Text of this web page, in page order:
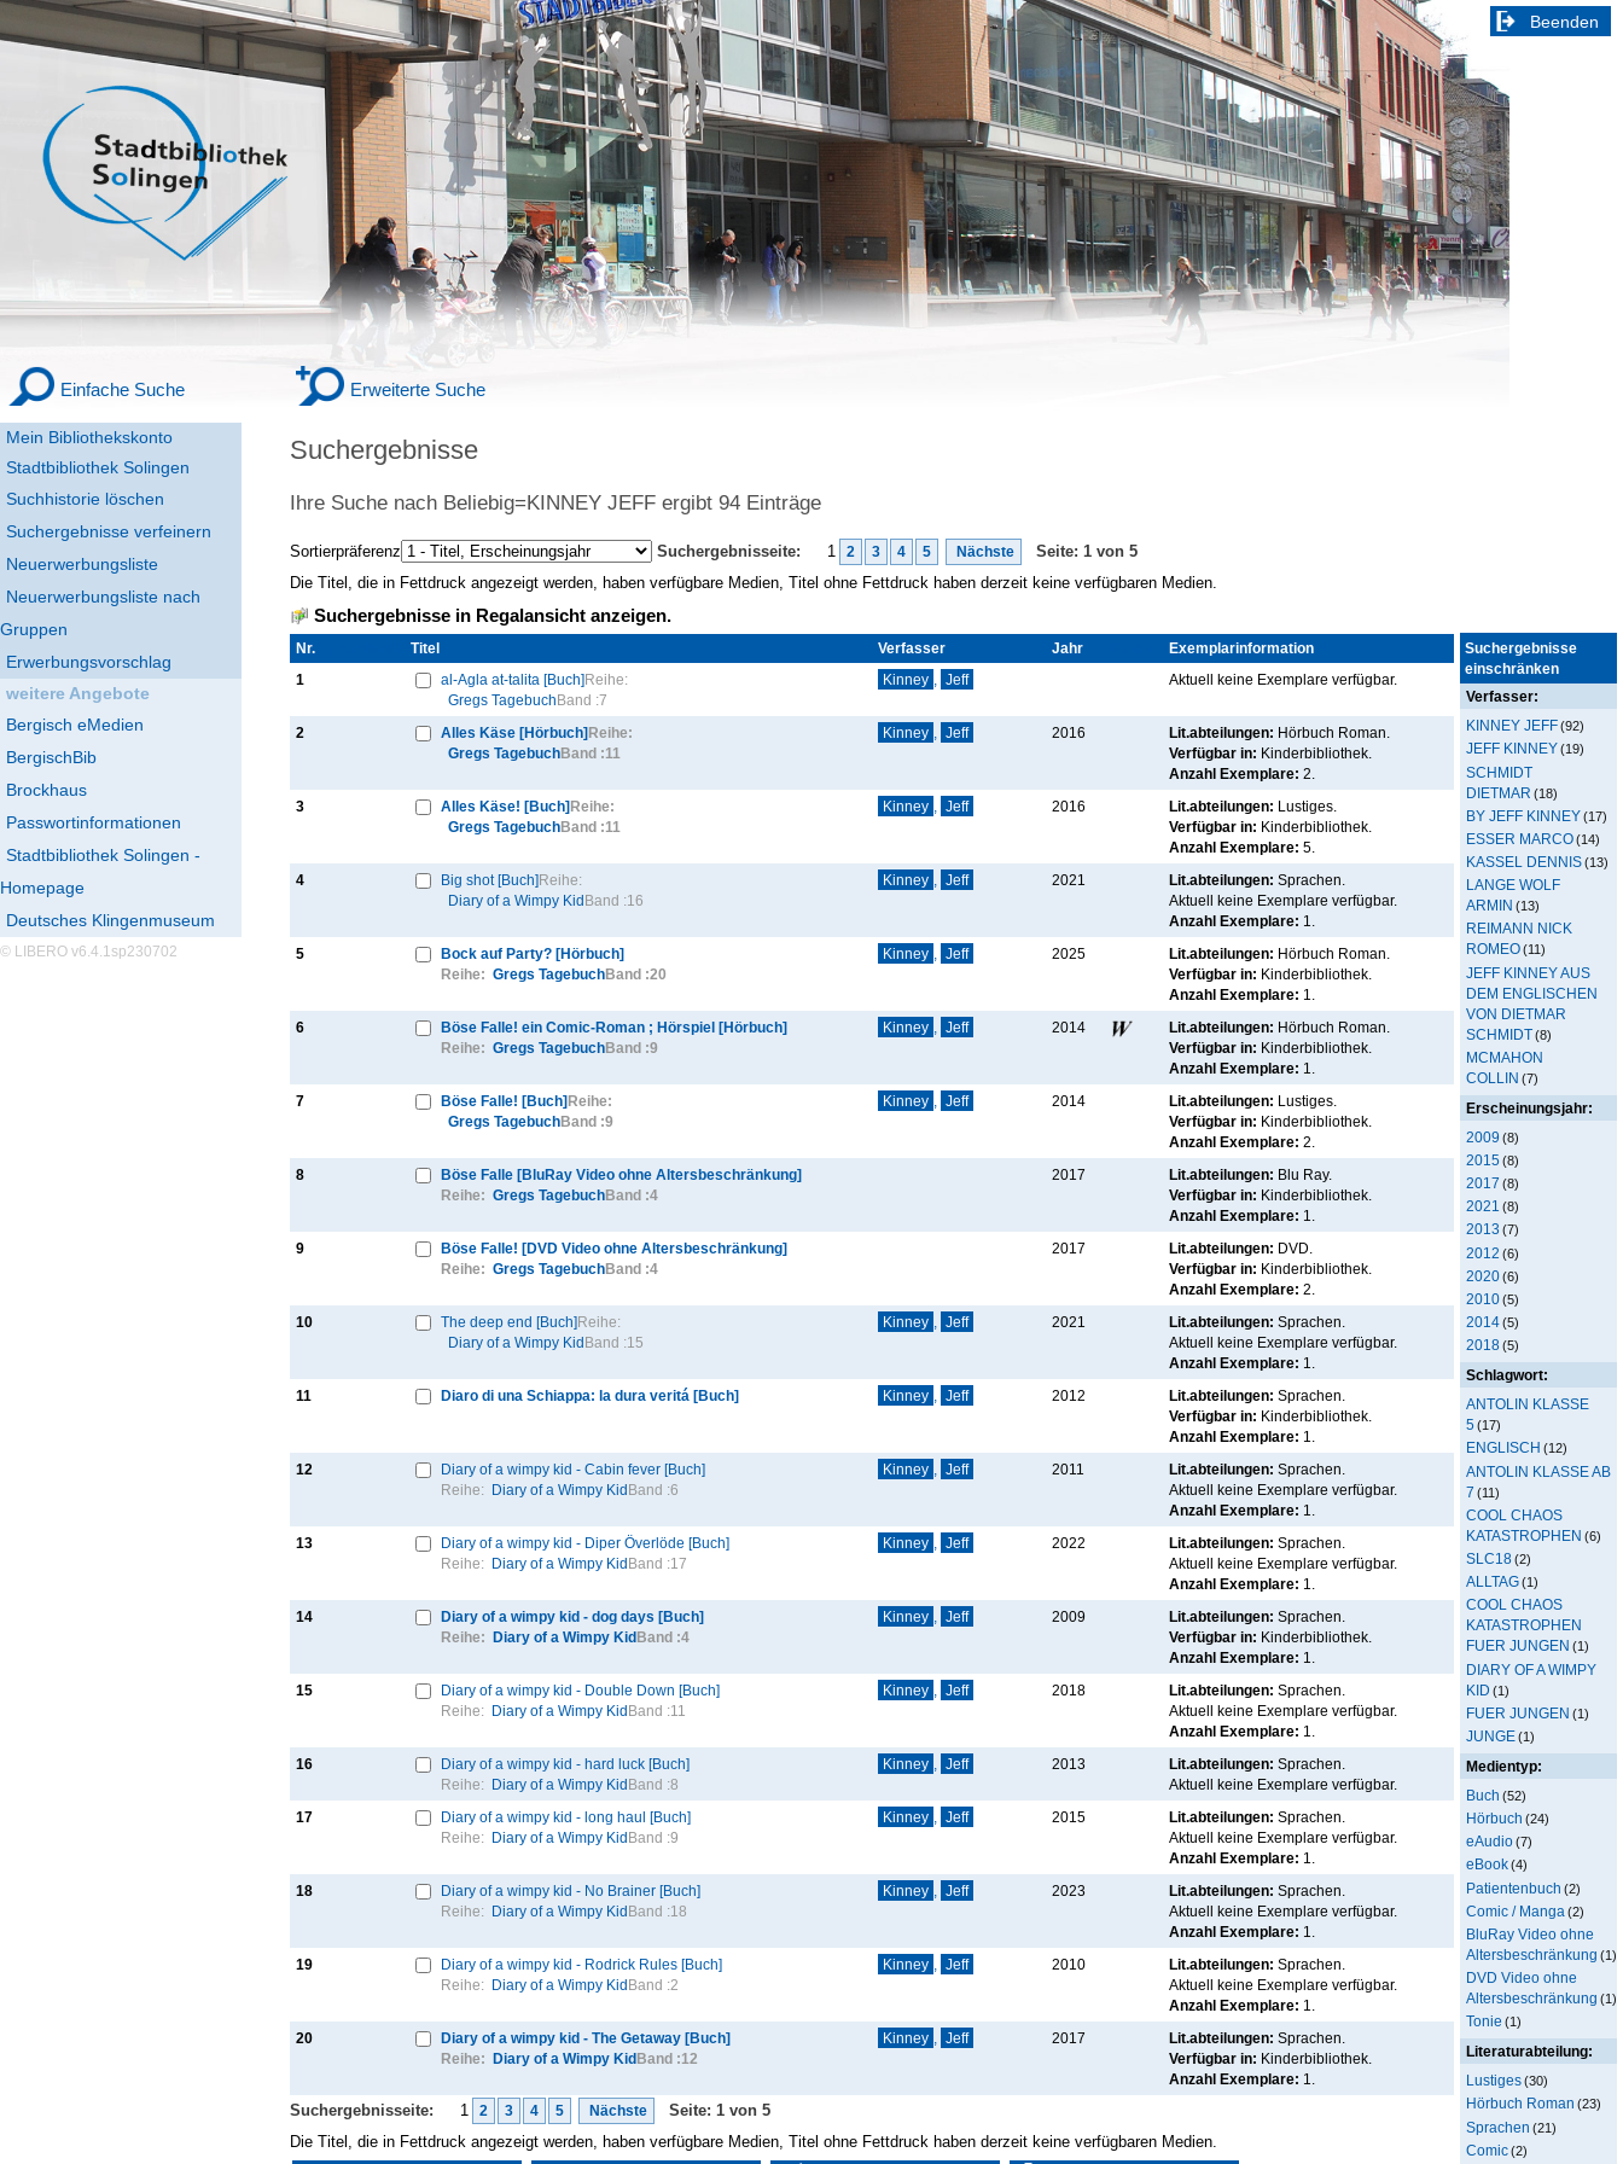
Mein Bibliothekskonto
Stadtbibliothek Solingen
Einfache Suche Erweiterte Suche
Suchhistorie löschen
Suchergebnisse verfeinern
Beenden
Neuerwerbungsliste
Neuerwerbungsliste nach
Gruppen
Erwerbungsvorschlag
weitere Angebote
Bergisch eMedien
BergischBib
Brockhaus
Passwortinformationen
Stadtbibliothek Solingen -
Homepage
Deutsches Klingenmuseum
© LIBERO v6.4.1sp230702
Suchergebnisse
Ihre Suche nach Beliebig=KINNEY JEFF ergibt 94 Einträge
Sortierpräferenz Suchergebnisseite: 1 2 3 4 5 Nächste
Seite: 1 von 5
Die Titel, die in Fettdruck angezeigt werden, haben verfügbare Medien, Titel ohne Fettdruck haben derzeit keine verfügbaren Medien.
Suchergebnisse
einschränken
Verfasser:
KINNEY JEFF(92)
JEFF KINNEY(19)
SCHMIDT
DIETMAR (18)
BY JEFF KINNEY(17)
ESSER MARCO(14)
KASSEL DENNIS(13)
LANGE WOLF
ARMIN (13)
REIMANN NICK
ROMEO(11)
JEFF KINNEY AUS
DEM ENGLISCHEN
VON DIETMAR
SCHMIDT(8)
MCMAHON
COLLIN (7)
Erscheinungsjahr:
2009 (8)
2015(8)
2017 (8)
2021 (8)
2013 (7)
2012 (6)
2020(6)
2010(5)
2014(5)
2018(5)
Schlagwort:
ANTOLIN KLASSE
5(17)
ENGLISCH (12)
ANTOLIN KLASSE AB
7 (11)
COOL CHAOS
KATASTROPHEN (6)
SLC18(2)
ALLTAG(1)
COOL CHAOS
KATASTROPHEN
FUER JUNGEN (1)
DIARY OF A WIMPY
KID (1)
FUER JUNGEN (1)
JUNGE(1)
Medientyp:
Buch (52)
Hörbuch (24)
eAudio(7)
eBook(4)
Patientenbuch (2)
Comic / Manga (2)
BluRay Video ohne
Altersbeschränkung (1)
DVD Video ohne
Altersbeschränkung (1)
Tonie (1)
Literaturabteilung:
Lustiges(30)
Hörbuch Roman (23)
Sprachen (21)
Comic(2)
Suchergebnisse in Regalansicht anzeigen.
Nr. Titel Verfasser Jahr
Exemplarinformation
1
al-Agla at-talita [Buch] Reihe:
Gregs Tagebuch Band :7
Kinney Jeff Aktuell keine Exemplare verfügbar.
2 Alles Käse [Hörbuch] Reihe:
Gregs TagebuchBand :11
Kinney Jeff 2016 Lit.abteilungen: Hörbuch Roman.
Verfügbar in: Kinderbibliothek
Anzahl Exemplare: 2.
3 Alles Käse! [Buch] Reihe:
Gregs TagebuchBand :11
Kinney Jeff 2016 Lit.abteilungen:
Lustiges.
Verfügbar in: Kinderbibliothek
Anzahl Exemplare: 5.
4 Big shot [Buch] Reihe:
Diary of a Wimpy Kid Band :16
Kinney Jeff 2021 Lit.abteilungen: Sprachen.
Aktuell keine Exemplare verfügbar.
Anzahl Exemplare: 1.
5
Bock auf Party? [Hörbuch]
Reihe: Gregs TagebuchBand :20
Kinney Jeff 2025 Lit.abteilungen: Hörbuch Roman.
Verfügbar in: Kinderbibliothek
Anzahl Exemplare: 1.
6
Böse Falle! ein Comic-Roman ; Hörspiel [Hörbuch]
Reihe: Gregs TagebuchBand :9
Kinney Jeff 2014 Lit.abteilungen: Hörbuch Roman.
Verfügbar in: Kinderbibliothek
Anzahl Exemplare: 1.
7 Böse Falle! [Buch] Reihe:
Gregs TagebuchBand :9
Kinney Jeff 2014 Lit.abteilungen:
Lustiges.
Verfügbar in: Kinderbibliothek
Anzahl Exemplare: 2.
8
Böse Falle [BluRay Video ohne Altersbeschränkung]
Reihe: Gregs TagebuchBand :4
2017 Lit.abteilungen: Blu Ray.
Verfügbar in: Kinderbibliothek
Anzahl Exemplare: 1.
9
Böse Falle! [DVD Video ohne Altersbeschränkung]
Reihe: Gregs TagebuchBand :4
2017 Lit.abteilungen: DVD.
Verfügbar in: Kinderbibliothek
Anzahl Exemplare: 2.
10 The deep end [Buch] Reihe:
Diary of a Wimpy Kid Band :15
Kinney Jeff 2021 Lit.abteilungen: Sprachen.
Aktuell keine Exemplare verfügbar.
Anzahl Exemplare: 1.
11 Diaro di una Schiappa: la dura veritá [Buch] Kinney Jeff 2012 Lit.abteilungen: Sprachen.
Verfügbar in: Kinderbibliothek
Anzahl Exemplare: 1.
12
Diary of a wimpy kid - Cabin fever [Buch]
Reihe:
Diary of a Wimpy Kid Band :6
Kinney Jeff 2011 Lit.abteilungen: Sprachen.
Aktuell keine Exemplare verfügbar.
Anzahl Exemplare: 1.
13
Diary of a wimpy kid - Diper Överlöde [Buch]
Reihe:
Diary of a Wimpy Kid Band :17
Kinney Jeff 2022 Lit.abteilungen: Sprachen.
Aktuell keine Exemplare verfügbar.
Anzahl Exemplare: 1.
14
Diary of a wimpy kid - dog days [Buch]
Reihe:
Diary of a Wimpy Kid Band :4
Kinney Jeff 2009 Lit.abteilungen: Sprachen.
Verfügbar in: Kinderbibliothek
Anzahl Exemplare: 1.
15
Diary of a wimpy kid - Double Down [Buch]
Reihe:
Diary of a Wimpy Kid Band :11
Kinney Jeff 2018 Lit.abteilungen: Sprachen.
Aktuell keine Exemplare verfügbar.
Anzahl Exemplare: 1.
16
Diary of a wimpy kid - hard luck [Buch]
Reihe:
Diary of a Wimpy Kid Band :8
Kinney Jeff 2013 Lit.abteilungen: Sprachen.
Aktuell keine Exemplare verfügbar.
17
Diary of a wimpy kid - long haul [Buch]
Reihe:
Diary of a Wimpy Kid Band :9
Kinney Jeff 2015 Lit.abteilungen: Sprachen.
Aktuell keine Exemplare verfügbar.
Anzahl Exemplare: 1.
18
Diary of a wimpy kid - No Brainer [Buch]
Reihe:
Diary of a Wimpy Kid Band :18
Kinney Jeff 2023 Lit.abteilungen: Sprachen.
Aktuell keine Exemplare verfügbar.
Anzahl Exemplare: 1.
19
Diary of a wimpy kid - Rodrick Rules [Buch]
Reihe:
Diary of a Wimpy Kid Band :2
Kinney Jeff 2010 Lit.abteilungen: Sprachen.
Aktuell keine Exemplare verfügbar.
Anzahl Exemplare: 1.
20
Diary of a wimpy kid - The Getaway [Buch]
Reihe:
Diary of a Wimpy Kid Band :12
Kinney Jeff 2017 Lit.abteilungen: Sprachen.
Verfügbar in: Kinderbibliothek
Anzahl Exemplare: 1.
Suchergebnisseite: 1 2 3 4 5 Nächste
Seite: 1 von 5
Die Titel, die in Fettdruck angezeigt werden, haben verfügbare Medien, Titel ohne Fettdruck haben derzeit keine verfügbaren Medien.